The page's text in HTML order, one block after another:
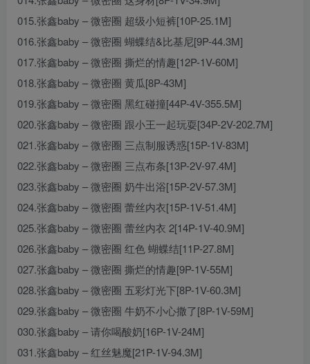
015.张鑫baby – 微密圈 超级小短裤[10P-25.1M]
016.张鑫baby – 微密圈 蝴蝶结&比基尼[9P-44.3M]
017.张鑫baby – 微密圈 撕烂的情趣[12P-1V-60M]
018.张鑫baby – 微密圈 黄瓜[8P-43M]
019.张鑫baby – 微密圈 黑红碰撞[44P-4V-355.5M]
020.张鑫baby – 微密圈 跟小王一起玩耍[34P-2V-202.7M]
021.张鑫baby – 微密圈 三点制服诱惑[15P-1V-83M]
022.张鑫baby – 微密圈 三点布条[13P-2V-97.4M]
023.张鑫baby – 微密圈 奶牛出浴[15P-2V-57.3M]
024.张鑫baby – 微密圈 蕾丝内衣[15P-1V-51.4M]
025.张鑫baby – 微密圈 蕾丝内衣 2[14P-1V-40.9M]
026.张鑫baby – 微密圈 红色 蝴蝶结[11P-27.8M]
027.张鑫baby – 微密圈 撕烂的情趣[9P-1V-55M]
028.张鑫baby – 微密圈 五彩灯光下[8P-1V-60.3M]
029.张鑫baby – 微密圈 牛奶不小心撒了[8P-1V-59M]
030.张鑫baby – 请你喝酸奶[16P-1V-24M]
031.张鑫baby – 红丝魅魔[21P-1V-94.3M]